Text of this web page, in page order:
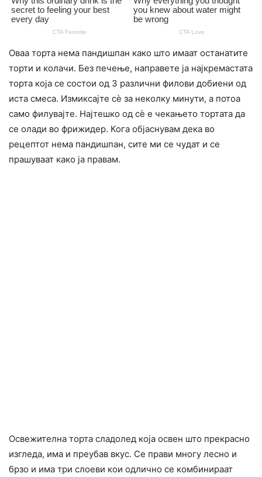
Оваа торта нема пандишпан како што имаат останатите
торти и колачи. Без печење, направете ја најкремастата
торта која се состои од 3 различни филови добиени од
иста смеса. Измиксајте сѐ за неколку минути, а потоа
само филувајте. Најтешко од сè е чекањето тортата да
се олади во фрижидер. Кога објаснувам дека во
рецептот нема пандишпан, сите ми се чyдат и се
прашуваат како ја правам.
Освежителна торта сладолед која освен што прекрасно
изгледа, има и преубав вкус. Се прави многу лесно и
брзо и има три слоеви кои одлично се комбинираат